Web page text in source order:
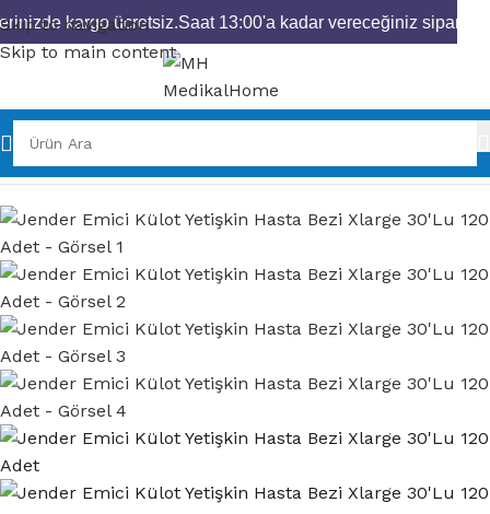
Skip to navigation
Skip to main content
Ana Sayfa
kargo ücretsiz.Saat 13:00'a kadar vereceğiniz